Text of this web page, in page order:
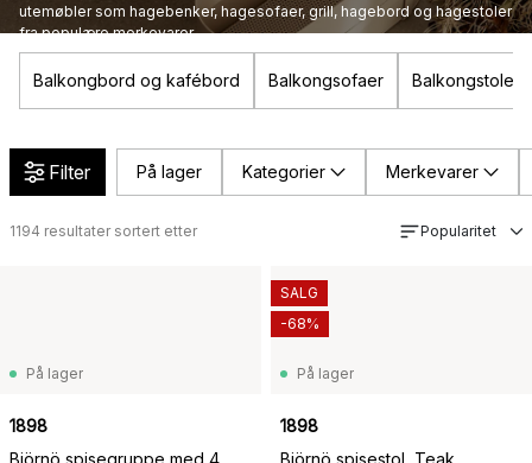
utemøbler som hagebenker, hagesofaer, grill, hagebord og hagestoler
fra populære merkevarer.
Balkongbord og kafébord Balkongsofaer Balkongstoler
Filter På lager Kategorier Merkevarer
1194 resultater sortert etter Popularitet
På lager
1898
Björnö spisegruppe med 4
På lager
1898
Björnö spisestol, Teak
SALG
-68%